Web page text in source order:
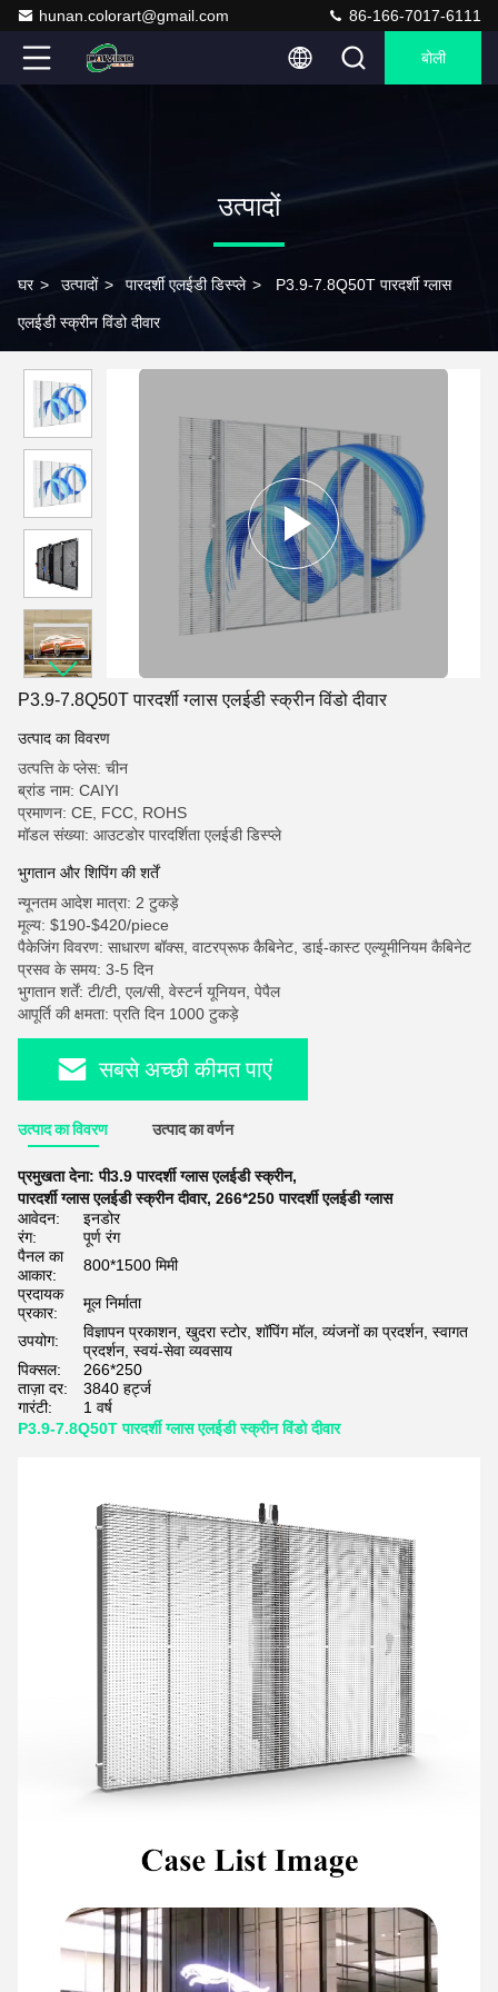
hunan.colorart@gmail.com 86-166-7017-6111
बोली
उत्पादों
घर > उत्पादों > पारदर्शी एलईडी डिस्प्ले > P3.9-7.8Q50T पारदर्शी ग्लास
एलईडी स्क्रीन विंडो दीवार
P3.9-7.8Q50T पारदर्शी ग्लास एलईडी स्क्रीन विंडो दीवार
उत्पाद का विवरण
उत्पत्ति के प्लेस: चीन
ब्रांड नाम: CAIYI
प्रमाणन: CE, FCC, ROHS
मॉडल संख्या: आउटडोर पारदर्शिता एलईडी डिस्प्ले
भुगतान और शिपिंग की शर्तें
न्यूनतम आदेश मात्रा: 2 टुकड़े
मूल्य: $190-$420/piece
पैकेजिंग विवरण: साधारण बॉक्स, वाटरप्रूफ कैबिनेट, डाई-कास्ट एल्यूमीनियम कैबिनेट
प्रसव के समय: 3-5 दिन
भुगतान शर्तें: टी/टी, एल/सी, वेस्टर्न यूनियन, पेपैल
आपूर्ति की क्षमता: प्रति दिन 1000 टुकड़े
सबसे अच्छी कीमत पाएं
उत्पाद का विवरण उत्पाद का वर्णन
प्रमुखता देना:पी3.9 पारदर्शी ग्लास एलईडी स्क्रीन,
पारदर्शी ग्लास एलईडी स्क्रीन दीवार, 266*250 पारदर्शी एलईडी ग्लास
आवेदन:
इनडोर
रंग:
पूर्ण रंग
पैनल का
आकार:
800*1500 मिमी
प्रदायक
प्रकार:
मूल निर्माता
उपयोग:
विज्ञापन प्रकाशन, खुदरा स्टोर, शॉपिंग मॉल, व्यंजनों का प्रदर्शन, स्वागत
प्रदर्शन, स्वयं-सेवा व्यवसाय
पिक्सल:
266*250
ताज़ा दर:
3840 हर्ट्ज
गारंटी:
1 वर्ष
P3.9-7.8Q50T पारदर्शी ग्लास एलईडी स्क्रीन विंडो दीवार